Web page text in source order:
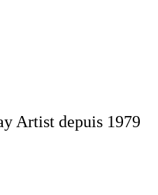
Artist depuis 1979